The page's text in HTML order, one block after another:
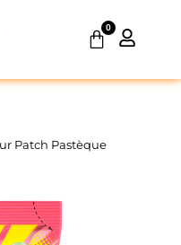
0
Panier
Patch Pastèque